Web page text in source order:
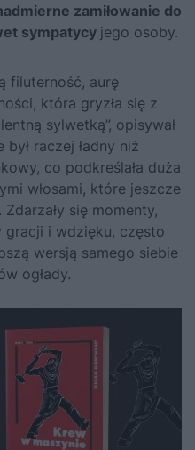
zamiłowanie do
sympatycy jego osoby.
filuterność, aurę
która gryzła się z
sylwetką”, opisywał
raczej ładny niż
co podkreślała duża
włosami, które jeszcze
się momenty,
gracji i wdzięku, często
wersją samego siebie
ogłady.